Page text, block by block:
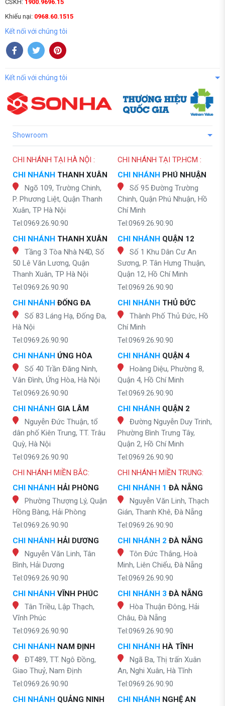
CSKH: 1900.9696.15
Khiếu nại: 0968.60.1515
Kết nối với chúng tôi
Kết nối với chúng tôi
Showroom
CHI NHÁNH TẠI HÀ NỘI :
CHI NHÁNH THANH XUÂN
Ngõ 109, Trường Chinh,
P. Phương Liệt, Quận Thanh
Xuân, TP Hà Nội
Tel:0969.26.90.90
CHI NHÁNH THANH XUÂN
Tầng 3 Tòa Nhà N4D, Số
50 Lê Văn Lương, Quận
Thanh Xuân, TP Hà Nội
Tel:0969.26.90.90
CHI NHÁNH ĐỐNG ĐA
Số 83 Láng Hạ, Đống Đa,
Hà Nội
Tel:0969.26.90.90
CHI NHÁNH ỨNG HÒA
Số 40 Trần Đăng Ninh,
Vân Đình, Ứng Hòa, Hà Nội
Tel:0969.26.90.90
CHI NHÁNH GIA LÂM
Nguyễn Đức Thuận, tổ
dân phố Kiên Trung, TT. Trâu
Quỳ, Hà Nội
Tel:0969.26.90.90
CHI NHÁNH TẠI TP.HCM :
CHI NHÁNH PHÚ NHUẬN
Số 95 Đường Trường
Chinh, Quận Phú Nhuận, Hồ
Chí Minh
Tel:0969.26.90.90
CHI NHÁNH QUẬN 12
Số 1 Khu Dân Cư An
Sương, P. Tân Hưng Thuận,
Quận 12, Hồ Chí Minh
Tel:0969.26.90.90
CHI NHÁNH THỦ ĐỨC
Thành Phố Thủ Đức, Hồ
Chí Minh
Tel:0969.26.90.90
CHI NHÁNH QUẬN 4
Hoàng Diệu, Phường 8,
Quận 4, Hồ Chí Minh
Tel:0969.26.90.90
CHI NHÁNH QUẬN 2
Đường Nguyễn Duy Trinh,
Phường Bình Trưng Tây,
Quận 2, Hồ Chí Minh
Tel:0969.26.90.90
CHI NHÁNH MIỀN BẮC:
CHI NHÁNH HẢI PHÒNG
Phường Thượng Lý, Quận
Hồng Bàng, Hải Phòng
Tel:0969.26.90.90
CHI NHÁNH HẢI DƯƠNG
Nguyễn Văn Linh, Tân
Bình, Hải Dương
Tel:0969.26.90.90
CHI NHÁNH VĨNH PHÚC
Tân Triều, Lập Thạch,
Vĩnh Phúc
Tel:0969.26.90.90
CHI NHÁNH NAM ĐỊNH
ĐT489, TT. Ngô Đồng,
Giao Thuỷ, Nam Định
Tel:0969.26.90.90
CHI NHÁNH QUẢNG NINH
CHI NHÁNH MIỀN TRUNG:
CHI NHÁNH 1 ĐÀ NẴNG
Nguyễn Văn Linh, Thạch
Gián, Thanh Khê, Đà Nẵng
Tel:0969.26.90.90
CHI NHÁNH 2 ĐÀ NẴNG
Tôn Đức Thắng, Hoà
Minh, Liên Chiểu, Đà Nẵng
Tel:0969.26.90.90
CHI NHÁNH 3 ĐÀ NẴNG
Hòa Thuận Đông, Hải
Châu, Đà Nẵng
Tel:0969.26.90.90
CHI NHÁNH HÀ TĨNH
Ngã Ba, Thị trấn Xuân
An, Nghi Xuân, Hà Tĩnh
Tel:0969.26.90.90
CHI NHÁNH NGHỆ AN